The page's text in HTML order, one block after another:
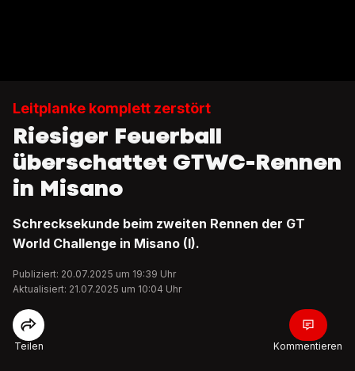
Leitplanke komplett zerstört
Riesiger Feuerball
überschattet GTWC-Rennen
in Misano
Schrecksekunde beim zweiten Rennen der GT
World Challenge in Misano (I).
Publiziert: 20.07.2025 um 19:39 Uhr
Aktualisiert: 21.07.2025 um 10:04 Uhr
Teilen Kommentieren